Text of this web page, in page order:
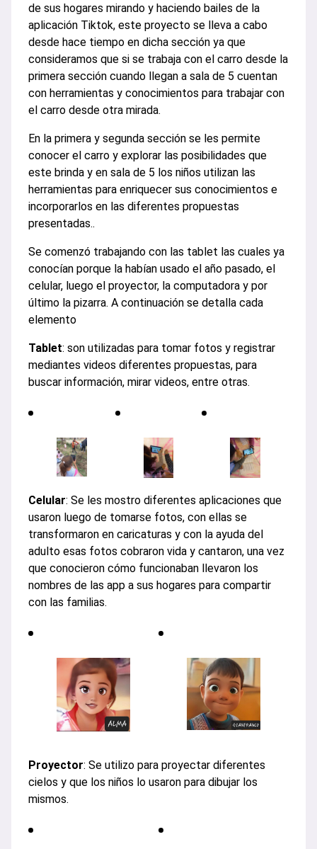
de sus hogares mirando y haciendo bailes de la
aplicación Tiktok, este proyecto se lleva a cabo
desde hace tiempo en dicha sección ya que
consideramos que si se trabaja con el carro desde la
primera sección cuando llegan a sala de 5 cuentan
con herramientas y conocimientos para trabajar con
el carro desde otra mirada.
En la primera y segunda sección se les permite
conocer el carro y explorar las posibilidades que
este brinda y en sala de 5 los niños utilizan las
herramientas para enriquecer sus conocimientos e
incorporarlos en las diferentes propuestas
presentadas..
Se comenzó trabajando con las tablet las cuales ya
conocían porque la habían usado el año pasado, el
celular, luego el proyector, la computadora y por
último la pizarra. A continuación se detalla cada
elemento
Tablet: son utilizadas para tomar fotos y registrar
mediantes videos diferentes propuestas, para
buscar información, mirar videos, entre otras.
Celular: Se les mostro diferentes aplicaciones que
usaron luego de tomarse fotos, con ellas se
transformaron en caricaturas y con la ayuda del
adulto esas fotos cobraron vida y cantaron, una vez
que conocieron cómo funcionaban llevaron los
nombres de las app a sus hogares para compartir
con las familias.
Proyector: Se utilizo para proyectar diferentes
cielos y que los niños lo usaron para dibujar los
mismos.